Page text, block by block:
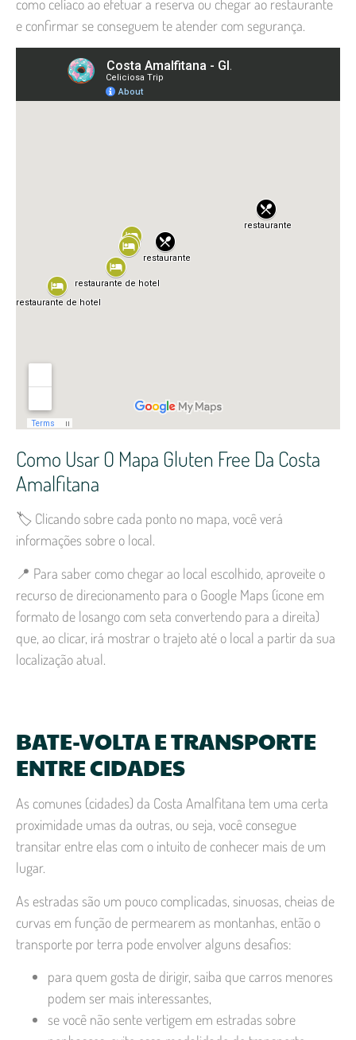
como celíaco ao efetuar a reserva ou chegar ao restaurante
e confirmar se conseguem te atender com segurança.
Como Usar O Mapa Gluten Free Da Costa
Amalfitana
🏷️ Clicando sobre cada ponto no mapa, você verá
informações sobre o local.
📍 Para saber como chegar ao local escolhido, aproveite o
recurso de direcionamento para o Google Maps (ícone em
formato de losango com seta convertendo para a direita)
que, ao clicar, irá mostrar o trajeto até o local a partir da sua
localização atual.
BATE-VOLTA E TRANSPORTE
ENTRE CIDADES
As comunes (cidades) da Costa Amalfitana tem uma certa
proximidade umas da outras, ou seja, você consegue
transitar entre elas com o intuito de conhecer mais de um
lugar.
As estradas são um pouco complicadas, sinuosas, cheias de
curvas em função de permearem as montanhas, então o
transporte por terra pode envolver alguns desafios:
para quem gosta de dirigir, saiba que carros menores
podem ser mais interessantes,
se você não sente vertigem em estradas sobre